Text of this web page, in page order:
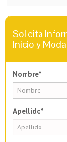
Solicita
Inicio y
Nombre*
Apellido*